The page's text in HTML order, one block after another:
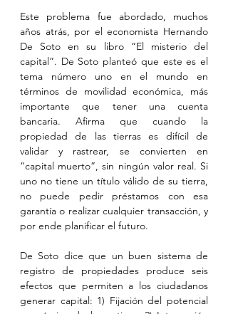
Este problema fue abordado, muchos
años atrás, por el economista Hernando
De Soto en su libro “El misterio del
capital”. De Soto planteó que este es el
tema número uno en el mundo en
términos de movilidad económica, más
importante que tener una cuenta
bancaria. Afirma que cuando la
propiedad de las tierras es difícil de
validar y rastrear, se convierten en
“capital muerto”, sin ningún valor real. Si
uno no tiene un título válido de su tierra,
no puede pedir préstamos con esa
garantía o realizar cualquier transacción, y
por ende planificar el futuro.
De Soto dice que un buen sistema de
registro de propiedades produce seis
efectos que permiten a los ciudadanos
generar capital: 1) Fijación del potencial